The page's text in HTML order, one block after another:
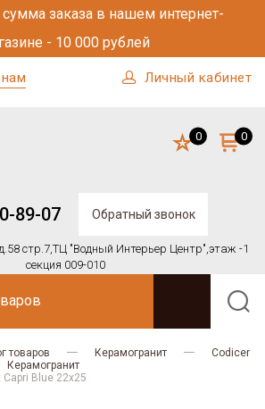
заказа в нашем интернет-
- 10 000 рублей
Личный кабинет
89-07 Обратный звонок
стр.7,ТЦ "Водный Интерьер Центр",этаж -1
секция 009-010
0 0
товаров Керамогранит
Codicer
Керамогранит
Capri Blue 22x25